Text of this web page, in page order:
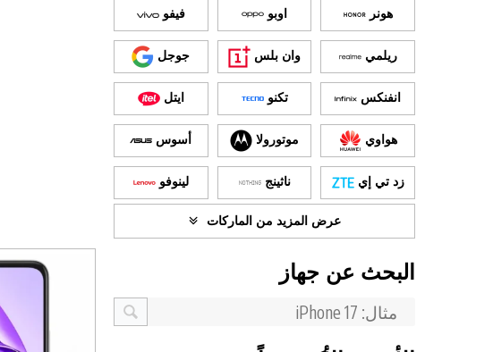
هونر اوبو فيفو
ريلمي وان بلس جوجل
انفنكس تكنو ايتل
هواوي موتورولا أسوس
زد تي إي ناثينج لينوفو
عرض المزيد من الماركات
البحث عن جهاز